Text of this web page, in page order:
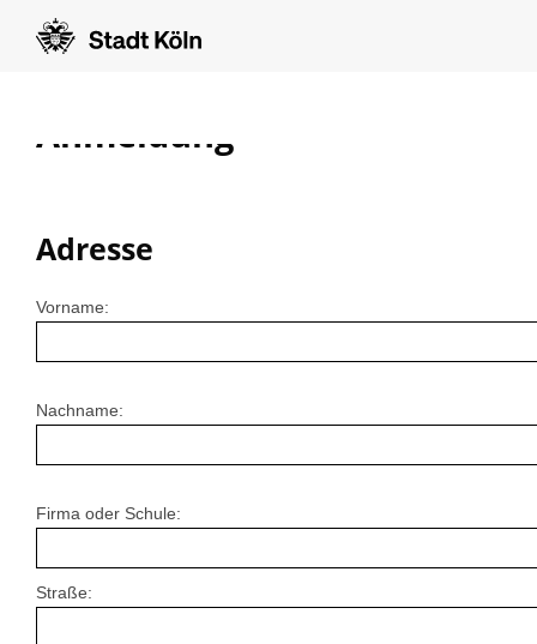
Anmeldung
Adresse
Vorname:
Nachname:
Firma oder Schule:
Straße: